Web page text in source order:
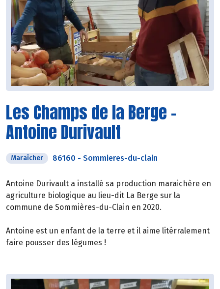
Les Champs de la Berge -
Antoine Durivault
Maraîcher 86160 - Sommieres-du-clain
Antoine Durivault a installé sa production maraichère en
agriculture biologique au lieu-dit La Berge sur la
commune de Sommières-du-Clain en 2020.
Antoine est un enfant de la terre et il aime litérralement
faire pousser des légumes !